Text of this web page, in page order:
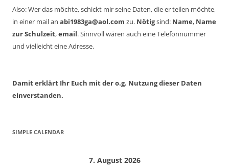
Also: Wer das möchte, schickt mir seine Daten, die er teilen möchte,
in einer mail an abi1983ga@aol.com zu. Nötigsind: Name, Name
zur Schulzeit,email. Sinnvoll wären auch eine Telefonnummer
und vielleicht eine Adresse.
Damit erklärt Ihr Euch mit der o.g. Nutzung dieser Daten
einverstanden.
SIMPLE CALENDAR
7. August 2026